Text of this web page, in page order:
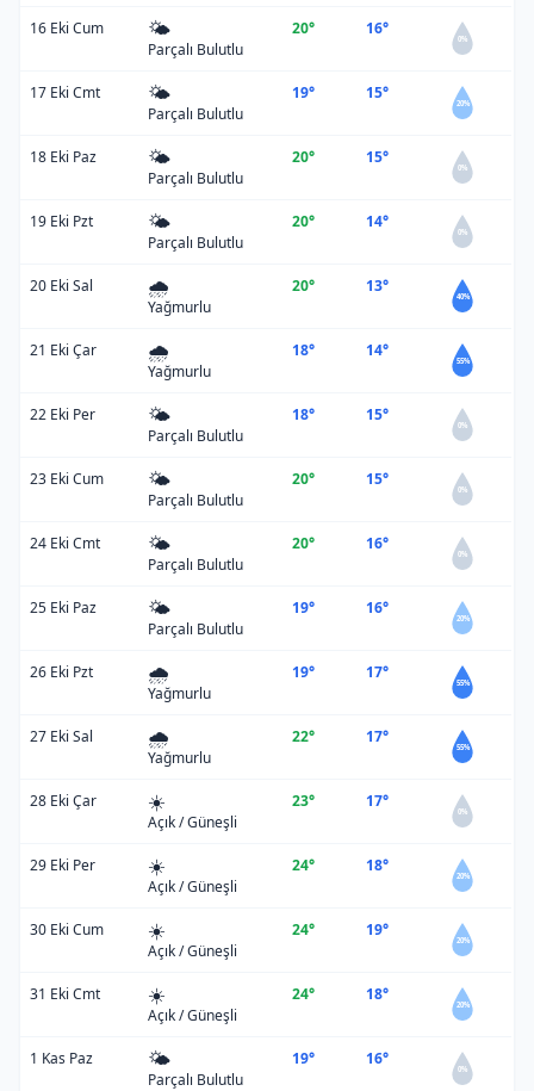
16 Eki Cum 🌤️
Parçalı Bulutlu
20° 16°
0%
17 Eki Cmt 🌤️
Parçalı Bulutlu
19° 15°
20%
18 Eki Paz 🌤️
Parçalı Bulutlu
20° 15°
0%
19 Eki Pzt 🌤️
Parçalı Bulutlu
20° 14°
0%
20 Eki Sal 🌧️
Yağmurlu
20° 13°
40%
21 Eki Çar 🌧️
Yağmurlu
18° 14°
55%
22 Eki Per 🌤️
Parçalı Bulutlu
18° 15°
0%
23 Eki Cum 🌤️
Parçalı Bulutlu
20° 15°
0%
24 Eki Cmt 🌤️
Parçalı Bulutlu
20° 16°
0%
25 Eki Paz 🌤️
Parçalı Bulutlu
19° 16°
20%
26 Eki Pzt 🌧️
Yağmurlu
19° 17°
55%
27 Eki Sal 🌧️
Yağmurlu
22° 17°
55%
28 Eki Çar ☀️
Açık / Güneşli
23° 17°
0%
29 Eki Per ☀️
Açık / Güneşli
24° 18°
20%
30 Eki Cum ☀️
Açık / Güneşli
24° 19°
20%
31 Eki Cmt ☀️
Açık / Güneşli
24° 18°
20%
1 Kas Paz 🌤️
Parçalı Bulutlu
19° 16°
0%